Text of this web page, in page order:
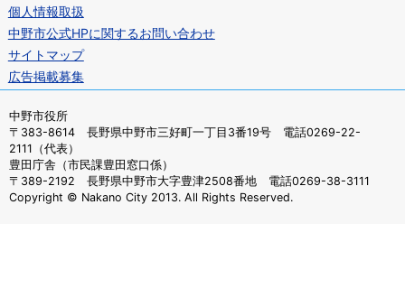
個人情報取扱
中野市公式HPに関するお問い合わせ
サイトマップ
広告掲載募集
中野市役所
〒383-8614 長野県中野市三好町一丁目3番19号 電話0269-22-
2111（代表）
豊田庁舎（市民課豊田窓口係）
〒389-2192 長野県中野市大字豊津2508番地 電話0269-38-3111
Copyright © Nakano City 2013. All Rights Reserved.